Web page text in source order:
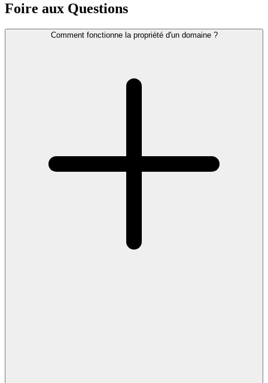
Foire aux Questions
Comment fonctionne la propriété d'un domaine ?